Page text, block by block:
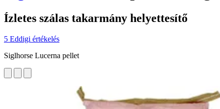
Ízletes szálas takarmány helyettesítő
5 Eddigi értékelés
Siglhorse Lucerna pellet